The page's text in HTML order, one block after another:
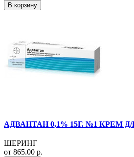
В корзину
АДВАНТАН 0,1% 15Г. №1 КРЕМ
ШЕРИНГ
от 865.00 р.